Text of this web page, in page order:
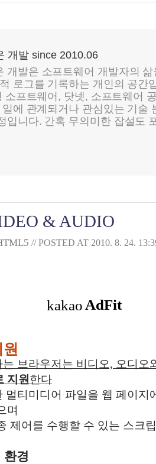
개발 since 2010.06
개발은 소프트웨어 개발자의
로그를 기록하는 개인의 공간
소프트웨어, 닷넷, 소프트웨어
에 관계되거나 관심있는 기술
입니다. 간혹 무의미한 잡설도
& AUDIO
// POSTED AT 2010. 8. 24.
브라우저는 비디오, 오디오
지원 한다
멀티미디어 파일을 웹 페이지
며
제어를 수행할 수 있는 스크
환경